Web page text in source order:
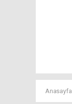
Anasayfa